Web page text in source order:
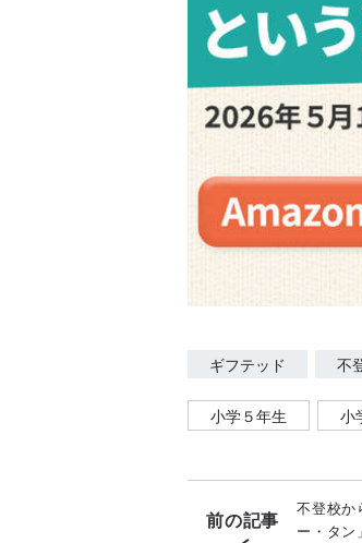
ギフテッド 不
小学５年生 小
前の記事
不登校か
ー・タン